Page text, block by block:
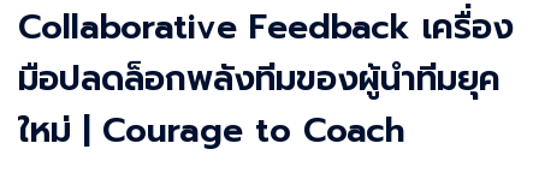
Collaborative Feedback เครื่อง
มือปลดล็อกพลังทีมของผู้นำทีมยุค
ใหม่ | Courage to Coach